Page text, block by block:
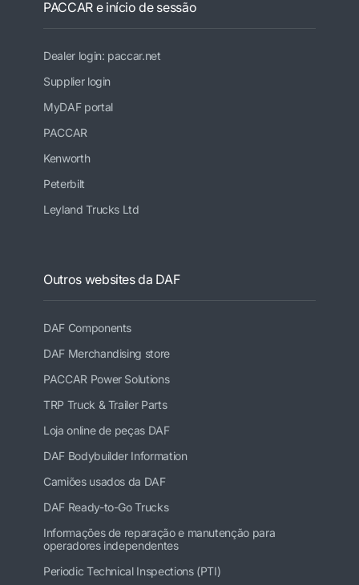
PACCAR e início de sessão
Dealer login: paccar.net
Supplier login
MyDAF portal
PACCAR
Kenworth
Peterbilt
Leyland Trucks Ltd
Outros websites da DAF
DAF Components
DAF Merchandising store
PACCAR Power Solutions
TRP Truck & Trailer Parts
Loja online de peças DAF
DAF Bodybuilder Information
Camiões usados da DAF
DAF Ready-to-Go Trucks
Informações de reparação e manutenção para
operadores independentes
Periodic Technical Inspections (PTI)